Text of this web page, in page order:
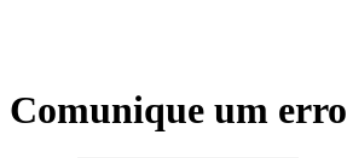
Comunique um erro